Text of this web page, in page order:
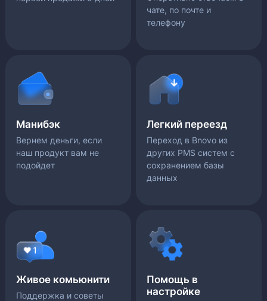
чате, по почте и
телефону
Манибэк
Вернем деньги, если
наш продукт вам не
подойдет
Легкий переезд
Переход в Bnovo из
других PMS систем с
сохранением базы
данных
Живое комьюнити
Поддержка и советы
Помощь в
настройке